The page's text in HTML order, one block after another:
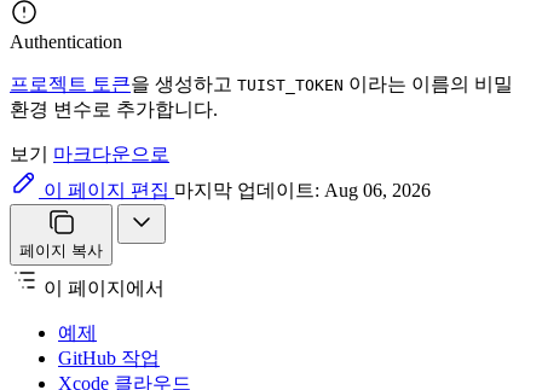
Authentication
프로젝트 토큰을 생성하고 TUIST_TOKEN 이라는 이름의 비밀
환경 변수로 추가합니다.
보기
마크다운으로
이 페이지 편집 마지막 업데이트: Aug 06, 2026
페이지 복사
이 페이지에서
예제
GitHub 작업
Xcode 클라우드